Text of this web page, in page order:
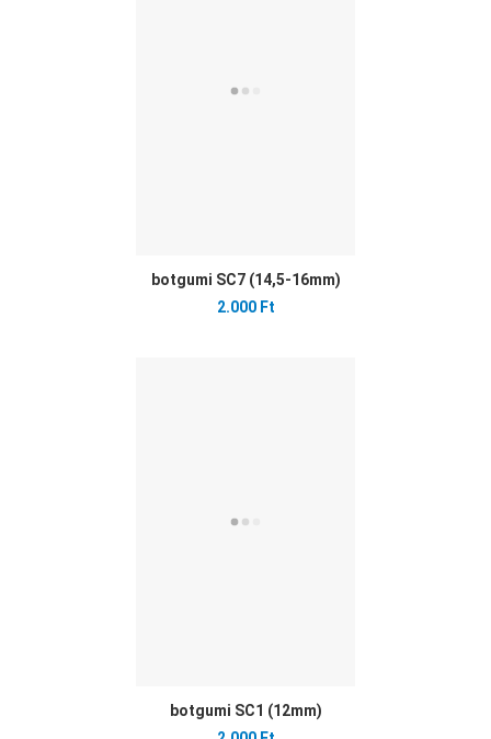
botgumi SC7 (14,5-16mm)
2.000 Ft
botgumi SC1 (12mm)